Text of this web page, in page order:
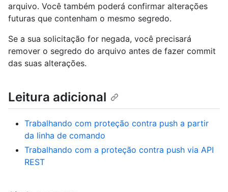
arquivo. Você também poderá confirmar alterações
futuras que contenham o mesmo segredo.
Se a sua solicitação for negada, você precisará
remover o segredo do arquivo antes de fazer commit
das suas alterações.
Leitura adicional
Trabalhando com proteção contra push a partir
da linha de comando
Trabalhando com a proteção contra push via API
REST